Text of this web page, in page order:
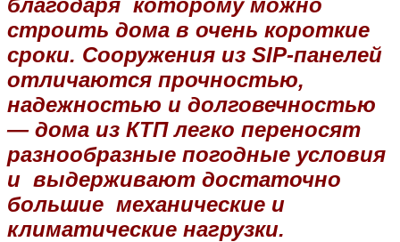
строить дома в очень короткие
сроки. Сооружения из SIP-панелей
отличаются прочностью,
надежностью и долговечностью
— дома из КТП легко переносят
разнообразные погодные условия
и выдерживают достаточно
большие механические и
климатические нагрузки.